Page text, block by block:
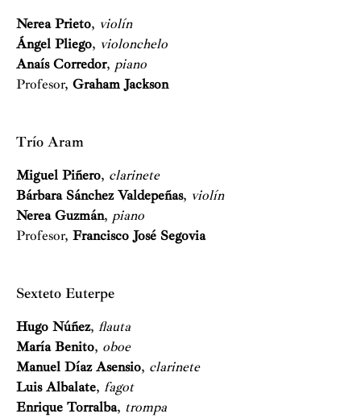
Nerea Prieto, violín
Ángel Pliego, violonchelo
Anaís Corredor, piano
Profesor, Graham Jackson
Trío Aram
Miguel Piñero, clarinete
Bárbara Sánchez Valdepeñas, violín
Nerea Guzmán, piano
Profesor, Francisco José Segovia
Sexteto Euterpe
Hugo Núñez, flauta
María Benito, oboe
Manuel Díaz Asensio, clarinete
Luis Albalate, fagot
Enrique Torralba, trompa